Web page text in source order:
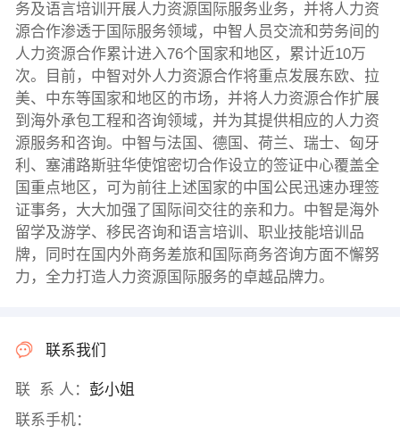
务及语言培训开展人力资源国际服务业务，并将人力资
源合作渗透于国际服务领域，中智人员交流和劳务间的
人力资源合作累计进入76个国家和地区，累计近10万
次。目前，中智对外人力资源合作将重点发展东欧、拉
美、中东等国家和地区的市场，并将人力资源合作扩展
到海外承包工程和咨询领域，并为其提供相应的人力资
源服务和咨询。中智与法国、德国、荷兰、瑞士、匈牙
利、塞浦路斯驻华使馆密切合作设立的签证中心覆盖全
国重点地区，可为前往上述国家的中国公民迅速办理签
证事务，大大加强了国际间交往的亲和力。中智是海外
留学及游学、移民咨询和语言培训、职业技能培训品
牌，同时在国内外商务差旅和国际商务咨询方面不懈努
力，全力打造人力资源国际服务的卓越品牌力。
联系我们
联 系 人： 彭小姐
联系手机：